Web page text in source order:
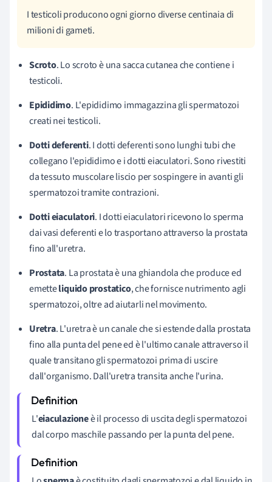
I testicoli producono ogni giorno diverse centinaia di
milioni di gameti.
Scroto. Lo scroto è una sacca cutanea che contiene i
testicoli.
Epididimo. L'epididimo immagazzina gli spermatozoi
creati nei testicoli.
Dotti deferenti. I dotti deferenti sono lunghi tubi che
collegano l'epididimo e i dotti eiaculatori. Sono rivestiti
da tessuto muscolare liscio per sospingere in avanti gli
spermatozoi tramite contrazioni.
Dotti eiaculatori. I dotti eiaculatori ricevono lo sperma
dai vasi deferenti e lo trasportano attraverso la prostata
fino all'uretra.
Prostata. La prostata è una ghiandola che produce ed
emetteliquido prostatico, che fornisce nutrimento agli
spermatozoi, oltre ad aiutarli nel movimento.
Uretra. L'uretra è un canale che si estende dalla prostata
fino alla punta del pene ed è l'ultimo canale attraverso il
quale transitano gli spermatozoi prima di uscire
dall'organismo. Dall'uretra transita anche l'urina.
L'eiaculazioneè il processo di uscita degli spermatozoi
dal corpo maschile passando per la punta del pene.